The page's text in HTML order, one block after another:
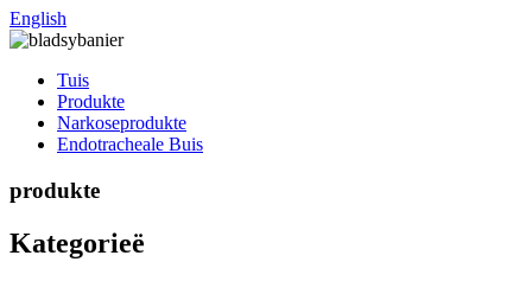
English
Tuis
Produkte
Narkoseprodukte
Endotracheale Buis
produkte
Kategorieë